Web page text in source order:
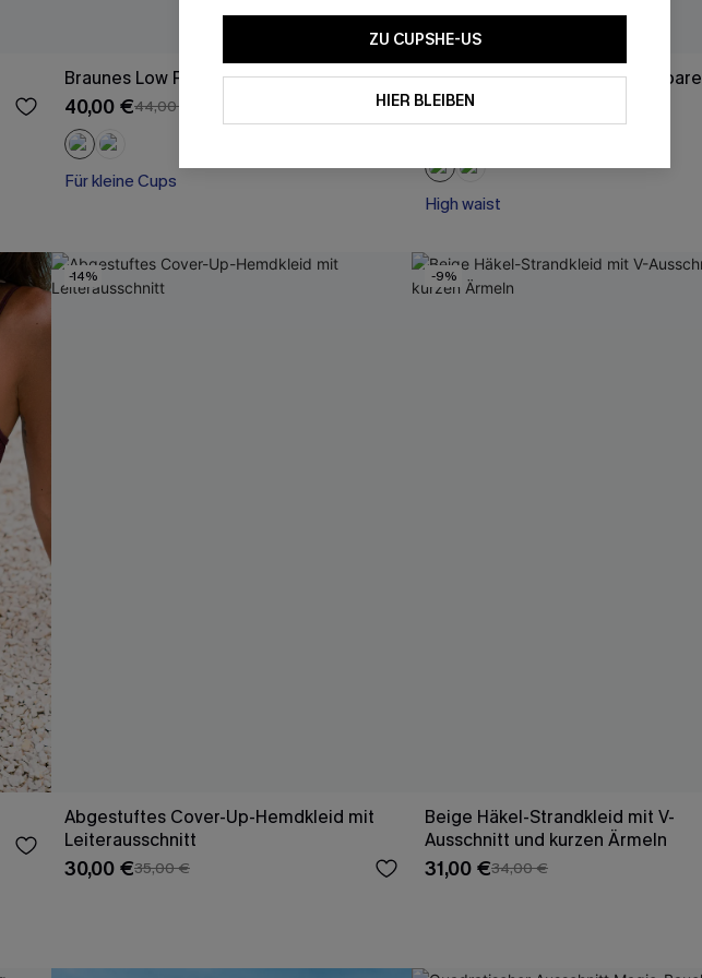
Braunes Low Rise Neckholder-Bikini-Set
40,00 €44,00 €
Für kleine Cups
Schwarzes Mid-Waist Verstellbare
Träger Tankini-Set
45,00 €
High waist
-14%
Abgestuftes Cover-Up-Hemdkleid mit
Leiterausschnitt
30,00 €35,00 €
-9%
Beige Häkel-Strandkleid mit V-
Ausschnitt und kurzen Ärmeln
31,00 €34,00 €
ZU CUPSHE-US
HIER BLEIBEN